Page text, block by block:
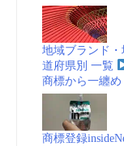
地域ブランド
道府県別 一覧
商標から一纏め
商標登録